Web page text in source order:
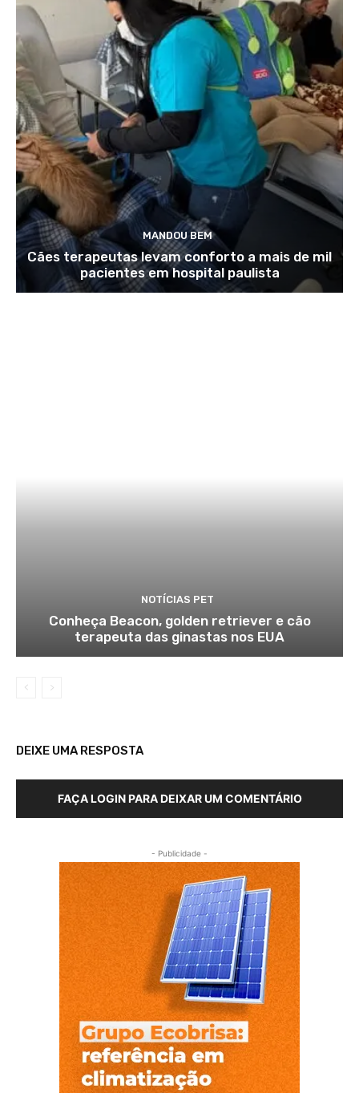
MANDOU BEM
Cães terapeutas levam conforto a mais de mil
pacientes em hospital paulista
NOTÍCIAS PET
Conheça Beacon, golden retriever e cão
terapeuta das ginastas nos EUA
DEIXE UMA RESPOSTA
FAÇA LOGIN PARA DEIXAR UM COMENTÁRIO
- Publicidade -